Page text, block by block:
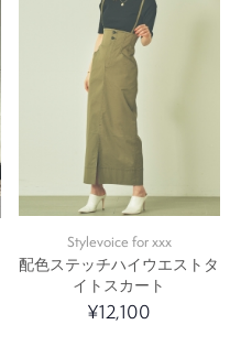
Stylevoice for xxx
配色ステッチハイウエストタ
イトスカート
¥12,100